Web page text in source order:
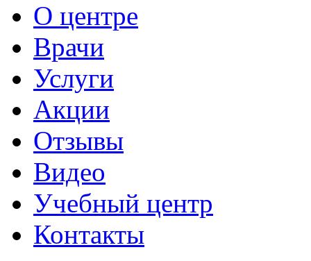
О центре
Врачи
Услуги
Акции
Отзывы
Видео
Учебный центр
Контакты